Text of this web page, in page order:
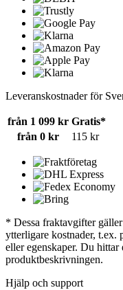
Leveranskostnader för
från 1 099 kr Gratis*
från 0 kr
115 kr
* Dessa fraktavgifter
ytterligare kostnader, t.ex.
eller egenskaper. Du
produktbeskrivningen.
Hjälp och support